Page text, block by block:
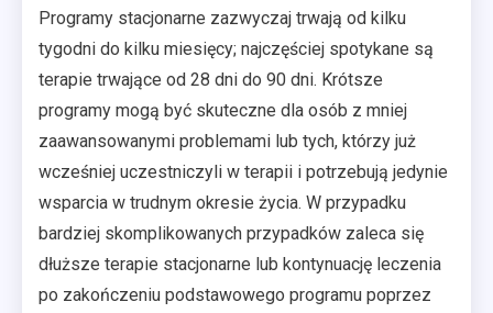
Programy stacjonarne zazwyczaj trwają od kilku
tygodni do kilku miesięcy; najczęściej spotykane są
terapie trwające od 28 dni do 90 dni. Krótsze
programy mogą być skuteczne dla osób z mniej
zaawansowanymi problemami lub tych, którzy już
wcześniej uczestniczyli w terapii i potrzebują jedynie
wsparcia w trudnym okresie życia. W przypadku
bardziej skomplikowanych przypadków zaleca się
dłuższe terapie stacjonarne lub kontynuację leczenia
po zakończeniu podstawowego programu poprzez